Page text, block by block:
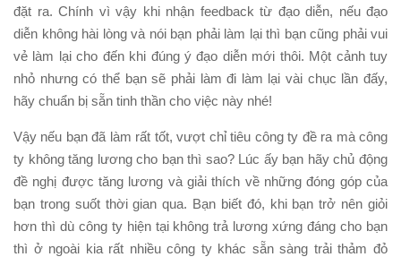
đặt ra. Chính vì vậy khi nhận feedback từ đạo diễn, nếu đạo
diễn không hài lòng và nói bạn phải làm lại thì bạn cũng phải vui
vẻ làm lại cho đến khi đúng ý đạo diễn mới thôi. Một cảnh tuy
nhỏ nhưng có thể bạn sẽ phải làm đi làm lại vài chục lần đấy,
hãy chuẩn bị sẵn tinh thần cho việc này nhé!
Vậy nếu bạn đã làm rất tốt, vượt chỉ tiêu công ty đề ra mà công
ty không tăng lương cho bạn thì sao? Lúc ấy bạn hãy chủ động
đề nghị được tăng lương và giải thích về những đóng góp của
bạn trong suốt thời gian qua. Bạn biết đó, khi bạn trở nên giỏi
hơn thì dù công ty hiện tại không trả lương xứng đáng cho bạn
thì ở ngoài kia rất nhiều công ty khác sẵn sàng trải thảm đỏ